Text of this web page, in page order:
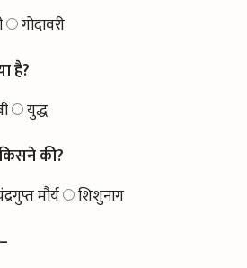
गोदावरी
है?
युद्ध
की?
मौर्य
शिशुनाग